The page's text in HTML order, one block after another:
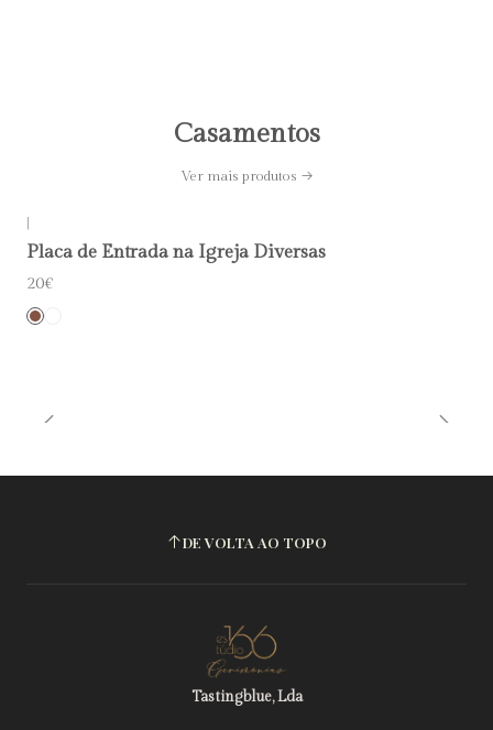
Casamentos
Ver mais produtos
Placa de Entrada na Igreja Diversas
20€
DE VOLTA AO TOPO
Tastingblue, Lda